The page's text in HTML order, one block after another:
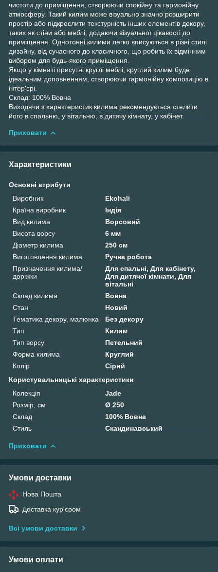
чистоти до приміщення, створюючи спокійну та гармонійну
атмосферу. Такий килим може візуально значно розширити
простір або підкреслити текстурність інших елементів декору,
таких як стіни або меблі, додаючи візуальної цікавості до
приміщення. Однотонні килими легко вписуються в різні стилі
дизайну, від сучасного до класичного, що робить їх відмінним
вибором для будь-якого приміщення.
Якщо у кімнаті присутні круглі меблі, круглий килим буде
ідеальним доповненням, створюючи гармонійну композицію в
інтер'єрі.
Склад: 100% Вовна
Виходячи з характеристик килима рекомендується стелити
його в спальню, у вітальню, в дитячу кімнату, у кабінет.
Приховати
Характеристики
Основні атрибути
Виробник
Ekohali
Країна виробник
Індія
Вид килима
Ворсовий
Висота ворсу
6 мм
Діаметр килима
250 см
Виготовлення килима
Ручна робота
Призначення килима/
доріжки
Для спальні, Для кабінету,
Для дитячої кімнати, Для
вітальні
Склад килима
Вовна
Стан
Новий
Тематика декору, малюнка
Без декору
Тип
Килим
Тип ворсу
Петельний
Форма килима
Круглий
Колір
Сірий
Користувальницькі характеристики
Колекція
Jade
Розмір, см
Ø 250
Склад
100% Вовна
Стиль
Скандинавський
Приховати
Умови доставки
Нова Пошта
Доставка кур'єром
Всі умови доставки
Умови оплати